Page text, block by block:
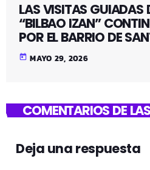
LAS VISITAS GUIADAS
“BILBAO IZAN”
POR EL BARRIO DE
today MAYO 29, 2026
COMENTARIOS DE
Deja una respuesta